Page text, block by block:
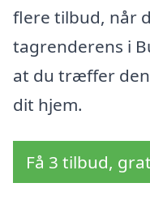
flere tilbud, når
tagrenderens i
at du træffer
dit hjem.
Få 3 tilbud,